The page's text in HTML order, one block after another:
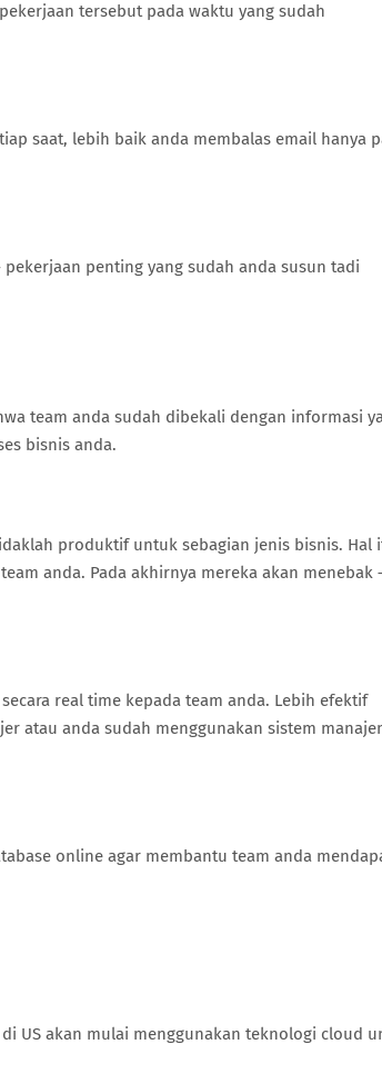
tersebut pada waktu yang sudah
saat, lebih baik anda membalas email hanya
penting yang sudah anda susun tadi
team anda sudah dibekali dengan informasi
bisnis anda.
produktif untuk sebagian jenis bisnis. Hal
anda. Pada akhirnya mereka akan menebak
real time kepada team anda. Lebih efektif
atau anda sudah menggunakan sistem
online agar membantu team anda
US akan mulai menggunakan teknologi cloud